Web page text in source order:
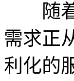
随着
需求正
利化的